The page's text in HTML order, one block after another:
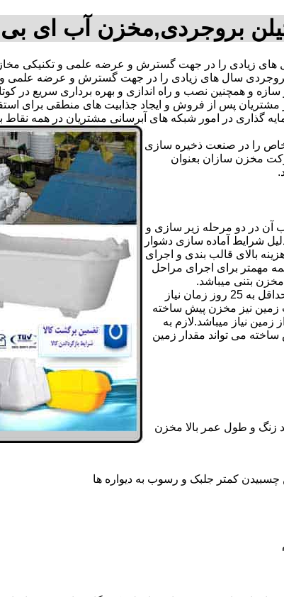
بروجردی,مخزن آب ای
زیادی را در جهت گسترش و عرضه علمی و تکنیکی
بروجردی سال های زیادی را در جهت گسترش و عرضه
سازه و همچنین نصب و راه اندازی و بهره برداری سریع در
پس از فروش و ایجاد جذابیت های منطقی برای
خاص را در صنعت ذخیره سازی
مخزن سازان بعنوان
آن در دو مرحله زیر سازی و
شرایط آماده سازی دشوار
بالای قالب بندی و اجرای
مهمتر برای اجرای مراحل
مخزن بتنی میباشد.
علاوه بر هزینه ساخت از نظر زمانبندی آماده سازی و احداث مخزن بتنی در بهترین شرایط حداقل به 25 روز زمان نیاز
می برد.از نظر مساحت زمین نیز مخزن پیش ساخته
نیاز میباشد.لازم به
می تواند مقدار زمین
زنگ و طول عمر بالا مخزن
کمتر جلبک و رسوب به دیواره ها